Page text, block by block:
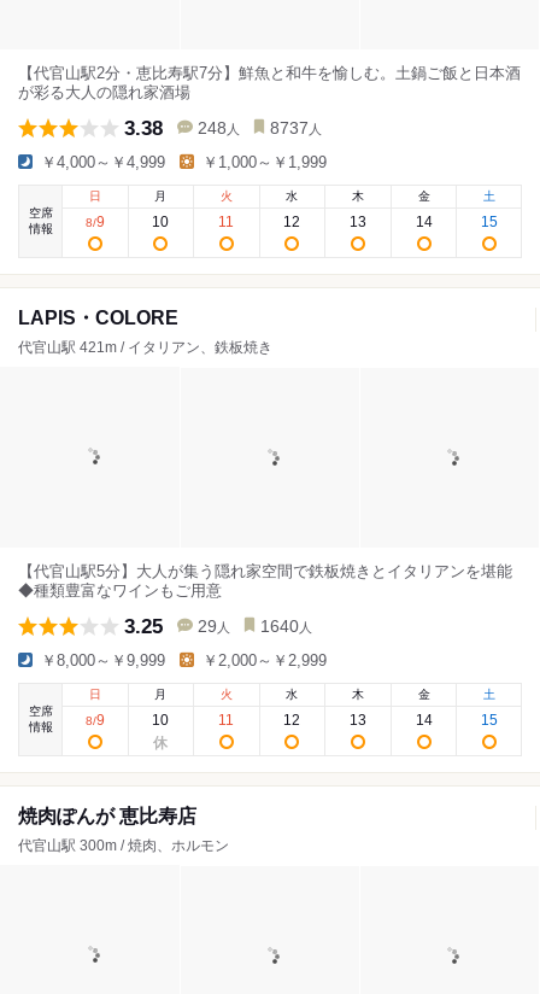
【代官山駅2分・恵比寿駅7分】鮮魚と和牛を愉しむ。土鍋ご飯と日本酒
が彩る大人の隠れ家酒場
3.38 248 人 8737 人
￥4,000～￥4,999 ￥1,000～￥1,999
空席
情報
日
8/9
月
10
火
11
水
12
木
13
金
14
土
15
LAPIS・COLORE
代官山駅 421m / イタリアン、鉄板焼き
【代官山駅5分】大人が集う隠れ家空間で鉄板焼きとイタリアンを堪能
◆種類豊富なワインもご用意
3.25 29 人 1640 人
￥8,000～￥9,999 ￥2,000～￥2,999
空席
情報
日
8/9
月
10
火
11
水
12
木
13
金
14
土
15
焼肉ぽんが 恵比寿店
代官山駅 300m / 焼肉、ホルモン